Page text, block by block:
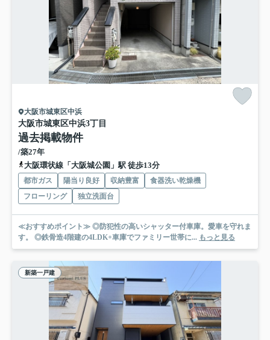
大阪市城東区中浜
大阪市城東区中浜3丁目
過去掲載物件
/築27年
大阪環状線「大阪城公園」駅 徒歩13分
都市ガス 陽当り良好 収納豊富
食器洗い乾燥機
フローリング
独立洗面台
≪おすすめポイント≫ ◎防犯性の高いシャッター付車庫。愛車を守れま
す。 ◎鉄骨造4階建の4LDK+車庫でファミリー世帯に... もっと見る
新築一戸建